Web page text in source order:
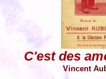
C'est des
Vincent